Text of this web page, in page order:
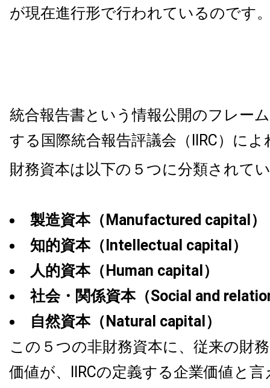
が現在進行形で行われているのです
統合報告書という情報公開のフレー
する国際統合報告評議会（IIRC）によ
財務資本は以下の５つに分類されて
製造資本（Manufactured capital）
知的資本（Intellectual capital）
人的資本（Human capital）
社会・関係資本（Social and
自然資本（Natural capital）
この５つの非財務資本に、従来の財
価値が、IIRCの定義する企業価値と